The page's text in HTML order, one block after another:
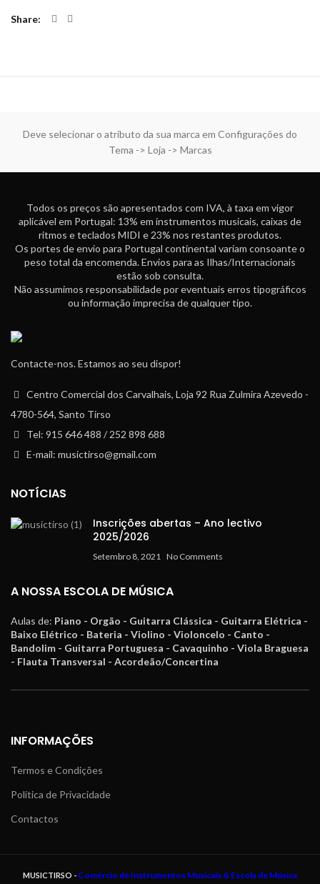
Share
Deve selecionar o atributo da sua marca em Configurações do
Tema -> Loja -> Marcas
Todos os preços são apresentados com IVA, à taxa em vigor
aplicável em Portugal: 13% em instrumentos musicais, caixas de
ritmos e teclados MIDI e 23% nos restantes produtos.
Os portes de envio para Portugal continental variam consoante o
peso total da encomenda. Envios para as Ilhas/Internacionais
estão sob consulta.
Não assumimos responsabilidade por eventuais erros tipográficos
ou informação imprecisa de qualquer tipo.
Contacte-nos. Estamos ao seu dispor!
Centro Comercial dos Carvalhais, Loja 92 Rua Zulmira Azevedo -
4780-564, Santo Tirso
Tel: 915 646 488 / 252 898 688
E-mail: musictirso@gmail.com
NOTÍCIAS
Inscrições abertas – Ano lectivo
2025/2026
Setembro 8, 2021 No Comments
A NOSSA ESCOLA DE MÚSICA
Aulas de: Piano - Orgão - Guitarra Clássica - Guitarra Elétrica -
Baixo Elétrico - Bateria - Violino - Violoncelo - Canto -
Bandolim - Guitarra Portuguesa - Cavaquinho - Viola Braguesa
- Flauta Transversal - Acordeão/Concertina
INFORMAÇÕES
Termos e Condições
Política de Privacidade
Contactos
MUSICTIRSO - Comércio de Instrumentos Musicais & Escola de Música